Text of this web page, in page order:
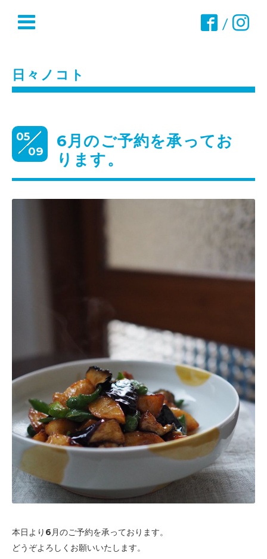
/
日々ノコト
05
09
6月のご予約を承ってお
ります。
本日より6月のご予約を承っております。
どうぞよろしくお願いいたします。